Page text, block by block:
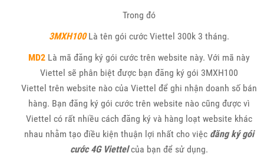
Trong đó
3MXH100 Là tên gói cước Viettel 300k 3 tháng.
MD2 Là mã đăng ký gói cước trên website này. Với mã này
Viettel sẽ phân biệt được bạn đăng ký gói 3MXH100
Viettel trên website nào của Viettel để ghi nhận doanh số bán
hàng. Bạn đăng ký gói cước trên website nào cũng được vì
Viettel có rất nhiều cách đăng ký và hàng loạt website khác
nhau nhằm tạo điều kiện thuận lợi nhất cho việc đăng ký gói
cước 4G Viettelcủa bạn để sử dụng.